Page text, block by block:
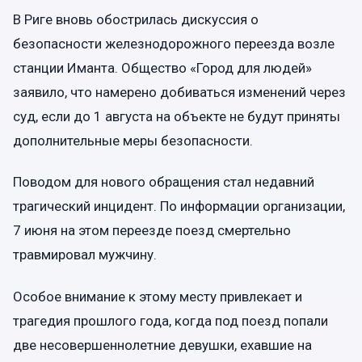
В Риге вновь обострилась дискуссия о
безопасности железнодорожного переезда возле
станции Иманта. Общество «Город для людей»
заявило, что намерено добиваться изменений через
суд, если до 1 августа на объекте не будут приняты
дополнительные меры безопасности.
Поводом для нового обращения стал недавний
трагический инцидент. По информации организации,
7 июня на этом переезде поезд смертельно
травмировал мужчину.
Особое внимание к этому месту привлекает и
трагедия прошлого года, когда под поезд попали
две несовершеннолетние девушки, ехавшие на